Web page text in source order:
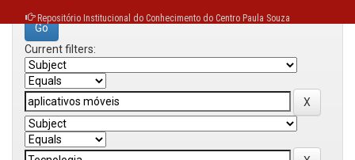
Repositório Institucional do Conhecimento do Centro Paula Souza
Current filters: